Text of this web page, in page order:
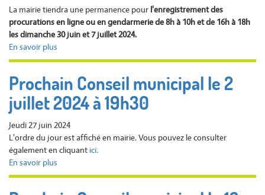
et
7
JUILLET
18h00.
La mairie tiendra une permanence pour l'enregistrement des
procurationsen ligne ou en gendarmerie de 8h à 10h et de 16h à 18h
les dimanche 30 juin et 7 juillet 2024.
En savoir plus
PROCURATIONS
LEGISLATIVES
30
JUIN
et
7
JUILLET
Prochain Conseil municipal le 2
juillet 2024 à 19h30
Jeudi 27 juin 2024
L'ordre du jour est affiché en mairie. Vous pouvez le consulter
également en cliquant ici.
En savoir plus
Prochain